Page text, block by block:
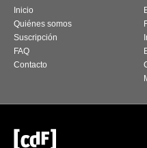
Inicio
Quiénes somos
Suscripción
FAQ
Contacto